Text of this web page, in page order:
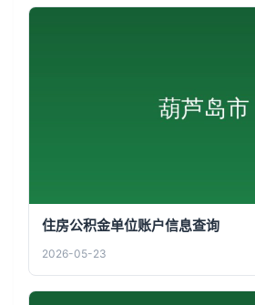
住房公积金单位账户信息查询
2026-05-23